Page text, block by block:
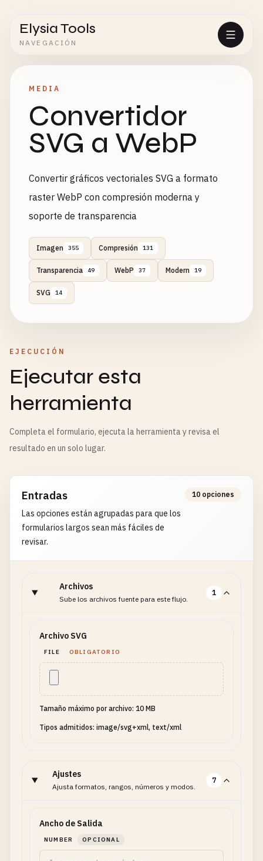
Elysia Tools
NAVEGACIÓN
MEDIA
Convertidor
SVG a WebP
Convertir gráficos vectoriales SVG a formato
raster WebP con compresión moderna y
soporte de transparencia
Imagen 355 Compresión 131
Transparencia 49 WebP 37 Modern 19
SVG 14
EJECUCIÓN
Ejecutar esta
herramienta
Completa el formulario, ejecuta la herramienta y revisa el
resultado en un solo lugar.
Entradas
Las opciones están agrupadas para que los
formularios largos sean más fáciles de
revisar.
10 opciones
Archivos
Sube los archivos fuente para este flujo.
1
Archivo SVG
FILE OBLIGATORIO
Tamaño máximo por archivo: 10 MB
Tipos admitidos: image/svg+xml, text/xml
Ajustes
Ajusta formatos, rangos, números y modos.
7
Ancho de Salida
NUMBER OPCIONAL